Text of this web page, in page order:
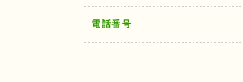
電話番号